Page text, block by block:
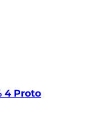
4 Proto